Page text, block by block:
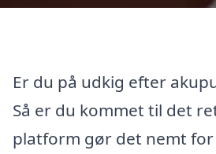
Er du på udkig efter
Så er du kommet til det
platform gør det nemt